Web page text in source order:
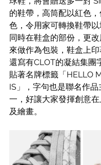
的鞋帶，高筒配以紅色
色，令用家可轉換鞋帶以
同時在鞋盒的部份，更
來做作為包裝，鞋盒上印
還寫有CLOT的凝結集團
貼著名牌標籤「HELLO
IS」，字句也是聯名作品
一，好讓大家發揮創意
及繪畫。